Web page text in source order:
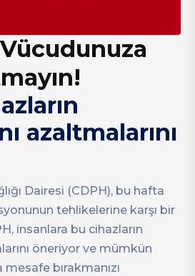
azaltmalarını
Dairesi (CDPH), bu hafta
tehlikelerine karşı bir
insanlara bu cihazların
öneriyor ve mümkün
bırakmanızı